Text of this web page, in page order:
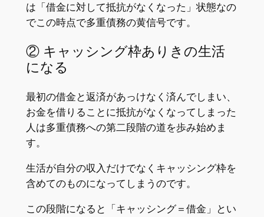
は「借金に対して抵抗がなくなった」状態なの
でこの時点で多重債務の黄信号です。
② キャッシング枠ありきの生活
になる
最初の借金と返済があっけなく済んでしまい、
お金を借りることに抵抗がなくなってしまった
人は多重債務への第二段階の道を歩み始めま
す。
生活が自分の収入だけでなくキャッシング枠を
含めてのものになってしまうのです。
この段階になると「キャッシング＝借金」とい